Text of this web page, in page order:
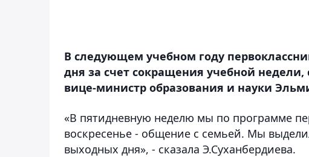
В следующем учебном году
дня за счет сокращения учебной
вице-министр образования и науки
«В пятидневную неделю мы по программе
воскресенье - общение с семьей. Мы
выходных дня», - сказала Э.Суханбердиева.